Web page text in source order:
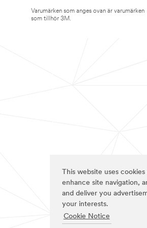
This website uses
enhance site navigation,
and deliver you
your interests.
Cookie Notice
Varumärken som anges ovan är varumärken
som tillhör 3M.